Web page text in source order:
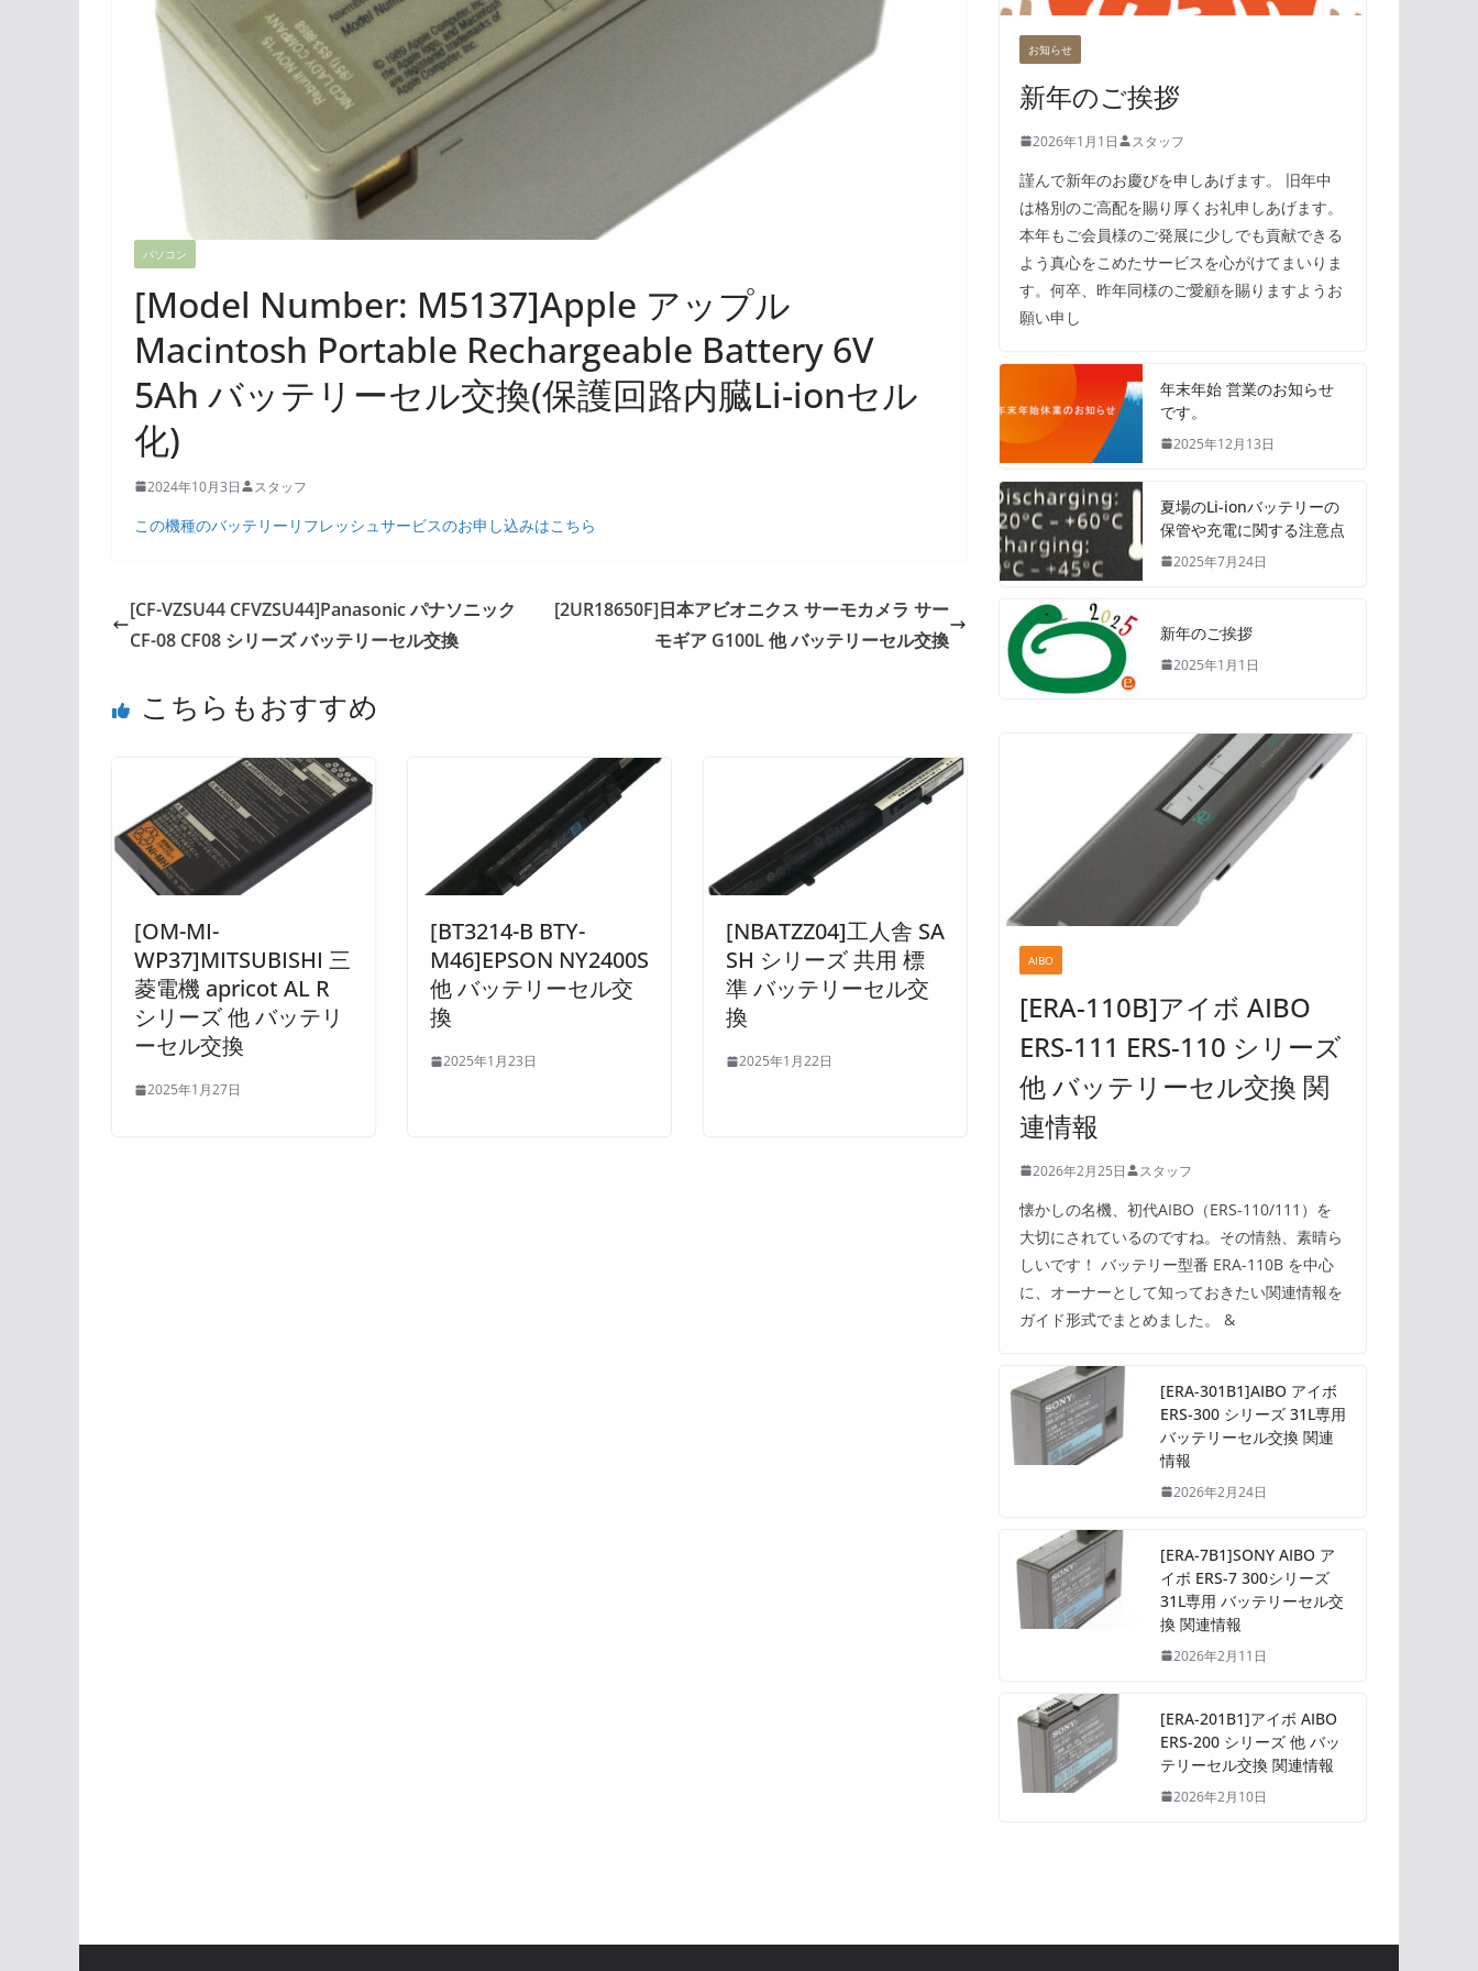
パソコン
[Model Number: M5137]Apple アップル
Macintosh Portable Rechargeable Battery 6V
5Ah バッテリーセル交換(保護回路内臓Li-ionセル
化)
2024年10月3日 スタッフ
この機種のバッテリーリフレッシュサービスのお申し込みはこちら
[CF-VZSU44 CFVZSU44]Panasonic パナソニック
CF-08 CF08 シリーズ バッテリーセル交換
[2UR18650F]日本アビオニクス サーモカメラ サー
モギア G100L 他 バッテリーセル交換
こちらもおすすめ
[OM-MI-
WP37]MITSUBISHI 三
菱電機 apricot AL R
シリーズ 他 バッテリ
ーセル交換
2025年1月27日
[BT3214-B BTY-
M46]EPSON NY2400S
他 バッテリーセル交
換
2025年1月23日
[NBATZZ04]工人舎 SA
SH シリーズ 共用 標
準 バッテリーセル交
換
2025年1月22日
お知らせ
新年のご挨拶
2026年1月1日 スタッフ
謹んで新年のお慶びを申しあげます。 旧年中
は格別のご高配を賜り厚くお礼申しあげます。
本年もご会員様のご発展に少しでも貢献できる
よう真心をこめたサービスを心がけてまいりま
す。何卒、昨年同様のご愛顧を賜りますようお
願い申し
年末年始 営業のお知らせ
です。
2025年12月13日
夏場のLi-ionバッテリーの
保管や充電に関する注意点
2025年7月24日
新年のご挨拶
2025年1月1日
AIBO
[ERA-110B]アイボ AIBO
ERS-111 ERS-110 シリーズ
他 バッテリーセル交換 関
連情報
2026年2月25日 スタッフ
懐かしの名機、初代AIBO（ERS-110/111）を
大切にされているのですね。その情熱、素晴ら
しいです！ バッテリー型番 ERA-110B を中心
に、オーナーとして知っておきたい関連情報を
ガイド形式でまとめました。 &
[ERA-301B1]AIBO アイボ
ERS-300 シリーズ 31L専用
バッテリーセル交換 関連
情報
2026年2月24日
[ERA-7B1]SONY AIBO ア
イボ ERS-7 300シリーズ
31L専用 バッテリーセル交
換 関連情報
2026年2月11日
[ERA-201B1]アイボ AIBO
ERS-200 シリーズ 他 バッ
テリーセル交換 関連情報
2026年2月10日